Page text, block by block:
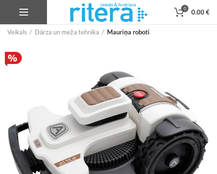
0 0.00€
Veikals Dārza un meža tehnika Mauriņa roboti